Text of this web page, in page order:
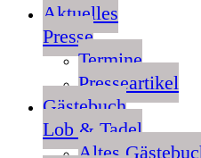
Aktuelles
Presse
Termine
Presseartikel
Gästebuch
Lob & Tadel
Altes